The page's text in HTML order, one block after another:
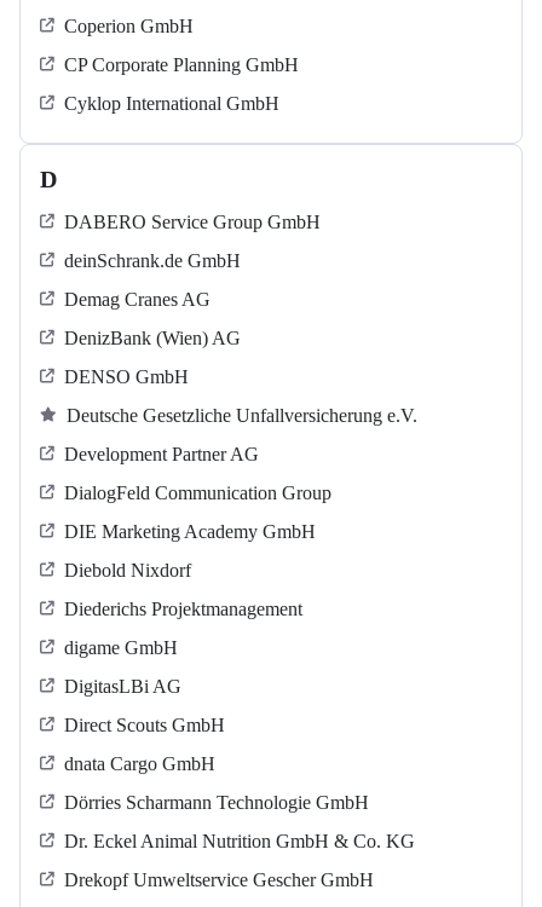
Coperion GmbH
CP Corporate Planning GmbH
Cyklop International GmbH
D
DABERO Service Group GmbH
deinSchrank.de GmbH
Demag Cranes AG
DenizBank (Wien) AG
DENSO GmbH
Deutsche Gesetzliche Unfallversicherung e.V.
Development Partner AG
DialogFeld Communication Group
DIE Marketing Academy GmbH
Diebold Nixdorf
Diederichs Projektmanagement
digame GmbH
DigitasLBi AG
Direct Scouts GmbH
dnata Cargo GmbH
Dörries Scharmann Technologie GmbH
Dr. Eckel Animal Nutrition GmbH & Co. KG
Drekopf Umweltservice Gescher GmbH